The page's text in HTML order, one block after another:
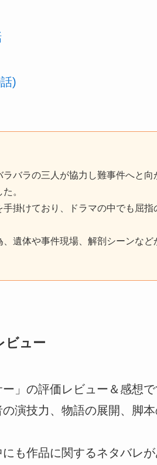
)
バラの三人が協力し難事件へと
。
掛けており、ドラマの中でも屈
遺体や事件現場、解剖シーンな
ビュー
」の評価レビュー＆感想で
演技力、物語の展開、脚
も作品に関するネタバレ